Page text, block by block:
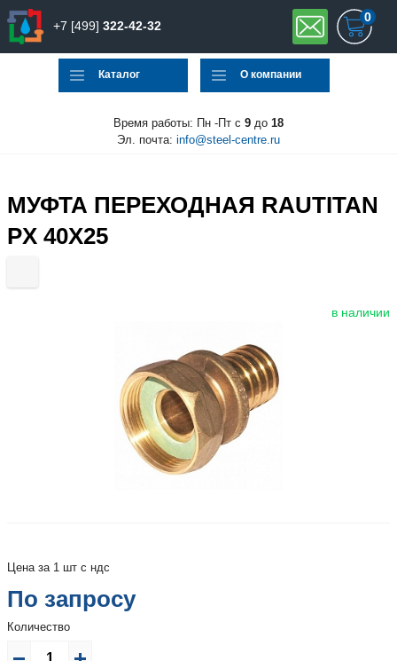
+7 [499] 322-42-32
0
Каталог О компании
Время работы: Пн -Пт с 9 до 18
Эл. почта: info@steel-centre.ru
МУФТА ПЕРЕХОДНАЯ RAUTITAN
PX 40Х25
в наличии
Цена за 1 шт с ндс
По запросу
Количество